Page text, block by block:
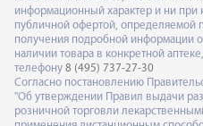
информационный характер и ни при
публичной офертой, определяемой
получения подробной информации
наличии товара в конкретной
телефону 8 (495) 737-27-30
Согласно постановлению
"Об утверждении Правил выдачи
розничной торговли